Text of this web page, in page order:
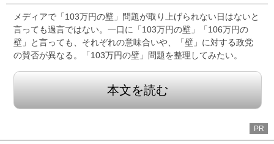
メディアで「103万円の壁」問題が取り上げられない日はないと
言っても過言ではない。一口に「103万円の壁」「106万円の
壁」と言っても、それぞれの意味合いや、「壁」に対する政党
の賛否が異なる。「103万円の壁」問題を整理してみたい。
本文を読む
PR